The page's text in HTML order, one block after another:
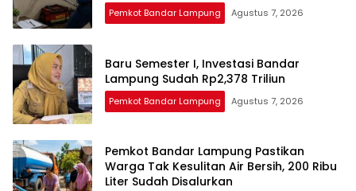
Pemkot Bandar Lampung Agustus 7, 2026
Baru Semester I, Investasi Bandar
Lampung Sudah Rp2,378 Triliun
Pemkot Bandar Lampung Agustus 7, 2026
Pemkot Bandar Lampung Pastikan
Warga Tak Kesulitan Air Bersih, 200 Ribu
Liter Sudah Disalurkan